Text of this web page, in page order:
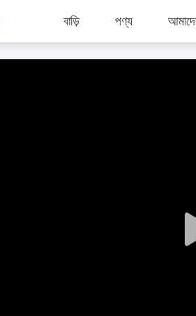
বাড়ি পণ্য